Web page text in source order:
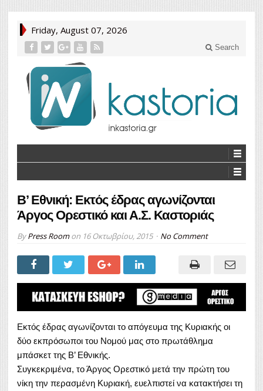
Friday, August 07, 2026
Search
Β’ Εθνική: Εκτός έδρας αγωνίζονται
Άργος Ορεστικό και Α.Σ. Καστοριάς
ByPress Roomon 16 Οκτωβρίου, 2015 No Comment
Εκτός έδρας αγωνίζονται το απόγευμα της Κυριακής οι
δύο εκπρόσωποι του Νομού μας στο πρωτάθλημα
μπάσκετ της Β’ Εθνικής.
Συγκεκριμένα, το Άργος Ορεστικό μετά την πρώτη του
νίκη την περασμένη Κυριακή, ευελπιστεί να κατακτήσει τη